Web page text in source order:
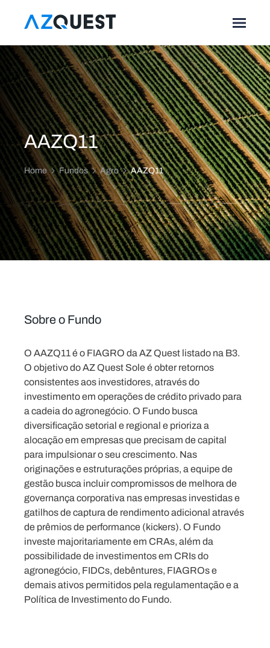
AAZQ11
Home Fundos Agro AAZQ11
Sobre o Fundo
O AAZQ11 é o FIAGRO da AZ Quest listado na B3.
O objetivo do AZ Quest Sole é obter retornos
consistentes aos investidores, através do
investimento em operações de crédito privado para
a cadeia do agronegócio. O Fundo busca
diversificação setorial e regional e prioriza a
alocação em empresas que precisam de capital
para impulsionar o seu crescimento. Nas
originações e estruturações próprias, a equipe de
gestão busca incluir compromissos de melhora de
governança corporativa nas empresas investidas e
gatilhos de captura de rendimento adicional através
de prêmios de performance (kickers). O Fundo
investe majoritariamente em CRAs, além da
possibilidade de investimentos em CRIs do
agronegócio, FIDCs, debêntures, FIAGROs e
demais ativos permitidos pela regulamentação e a
Política de Investimento do Fundo.